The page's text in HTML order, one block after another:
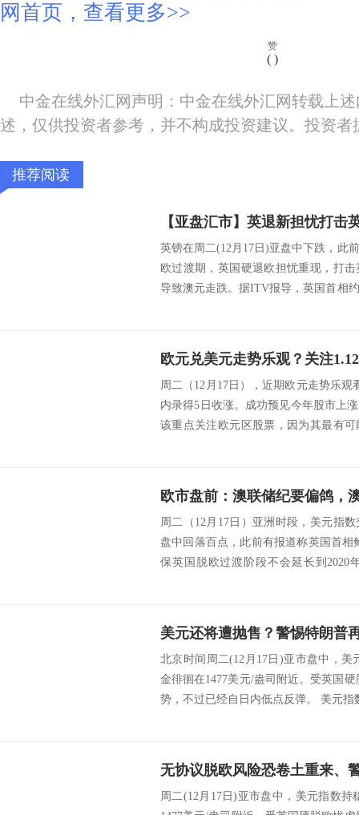
网首页，查看更多>>
赞
( )
中金在线外汇网声明：中金在线外汇网转载上
述，仅供投资者参考，并不构成投资建议。投资
推荐阅读
英镑在周二(12月17日)亚盘中下跌，此
欧过渡期，英国硬退欧担忧重现，打
导致澳元走跌。据ITV报导，英国首相
周二（12月17日），近期欧元走势乐
内录得5日收涨。成功预见今年股市上
该重点关注欧元区股票，因为其最有
周二（12月17日）亚洲时段，美元指
盘中回落百点，此前有报道称英国首相
保英国脱欧过渡阶段不会延长到2020
北京时间周二(12月17日)亚市盘中，美
金徘徊在1477美元/盎司附近。受英国
势，不过已经自日内低点反弹。 美元指
周二(12月17日)亚市盘中，美元指数持